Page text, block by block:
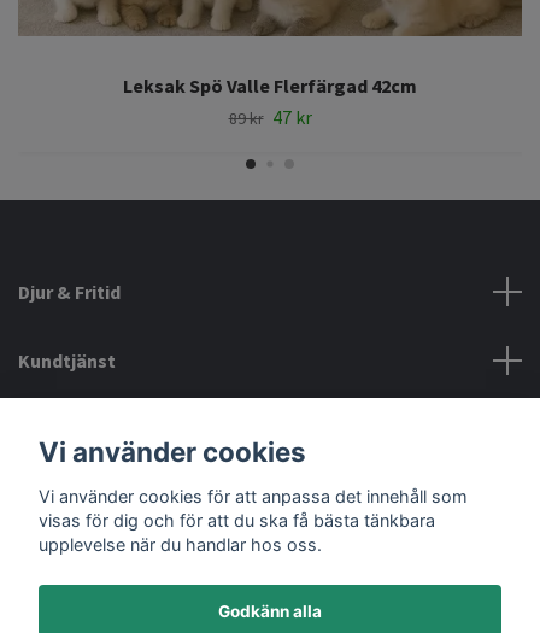
Leksak Spö Valle Flerfärgad 42cm
89 kr 47 kr
Djur & Fritid
Kundtjänst
Sociala medier
Vi använder cookies
Vi använder cookies för att anpassa det innehåll som
visas för dig och för att du ska få bästa tänkbara
upplevelse när du handlar hos oss.
Godkänn alla